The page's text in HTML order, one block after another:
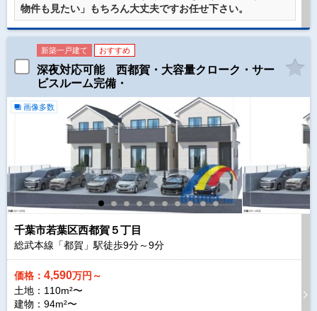
物件も見たい」もちろん大丈夫ですお任せ下さい。
新築一戸建て おすすめ
深夜対応可能 西都賀・大容量クローク・サー
ビスルーム完備・
画像多数
千葉市若葉区西都賀５丁目
総武本線「都賀」駅徒歩9分～9分
価格： 4,590万円～
土地：110m²〜
建物：94m²〜